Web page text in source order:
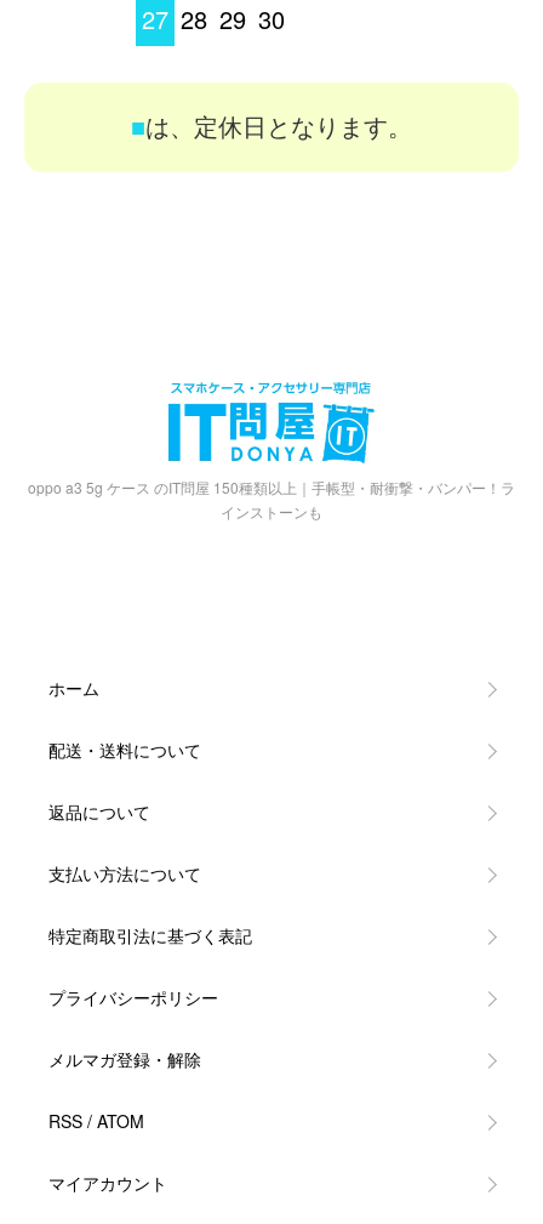
27 28 29 30
■は、定休日となります。
oppo a3 5g ケース のIT問屋 150種類以上｜手帳型・耐衝撃・バンパー！ラ
インストーンも
ホーム
配送・送料について
返品について
支払い方法について
特定商取引法に基づく表記
プライバシーポリシー
メルマガ登録・解除
RSS / ATOM
マイアカウント